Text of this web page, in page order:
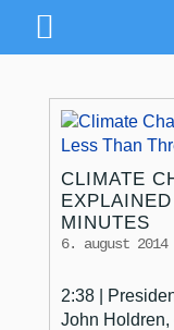
CLIMATE
MINUTES
6. august 2014
2:38 |
John